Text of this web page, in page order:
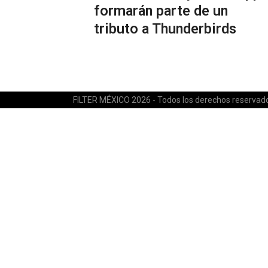
formarán parte de un
tributo a Thunderbirds
FILTER MÉXICO 2026 - Todos los derechos